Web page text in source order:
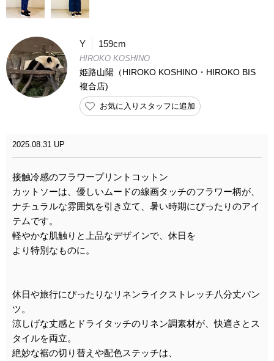
Y 159cm
HIROKO KOSHINO
姫路山陽（HIROKO KOSHINO・HIROKO BIS
複合店)
お気に入りスタッフに追加
2025.08.31 UP
接触冷感のフラワープリントコットン
カットソーは、優しいムードの線画タッチのフラワー柄が、
ナチュラルな雰囲気を引き立て、暑い時期にぴったりのアイ
テムです。
軽やかな肌触りと上品なデザインで、休日を
より特別なものに。
休日や旅行にぴったりなリネンライクストレッチ八分丈パン
ツ。
涼しげな丈感とドライタッチのリネン調素材が、快適さとス
タイルを両立。
絶妙な裾の切り替えや配色ステッチは、